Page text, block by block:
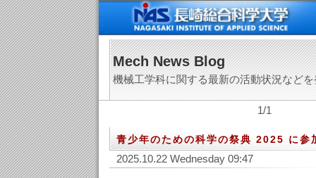
Mech News Blog
機械工学科に関する最新の活動状況など
1/1
青少年のための科学の祭典 2025 に参
2025.10.22 Wednesday 09:47